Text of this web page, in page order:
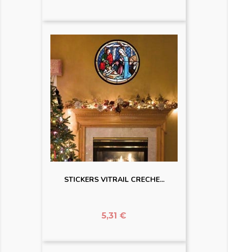
STICKERS VITRAIL CRECHE...
Prix
5,31 €